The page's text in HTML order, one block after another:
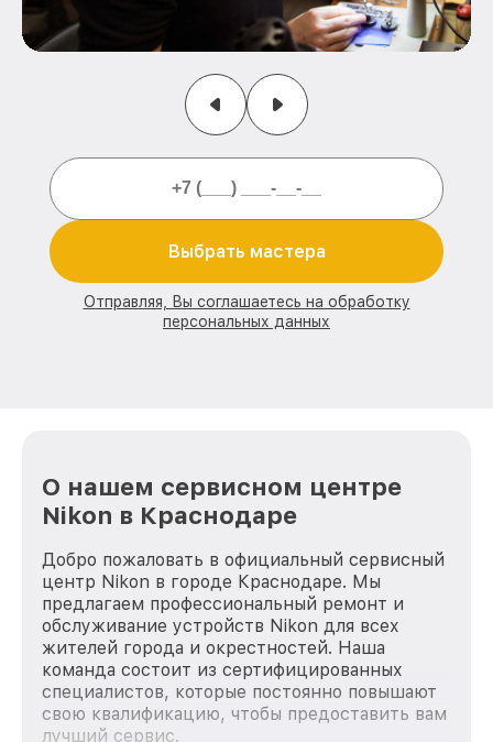
Выбрать мастера
Отправляя, Вы соглашаетесь на обработку
персональных данных
О нашем сервисном центре
Nikon в Краснодаре
Добро пожаловать в официальный сервисный
центр Nikon в городе Краснодаре. Мы
предлагаем профессиональный ремонт и
обслуживание устройств Nikon для всех
жителей города и окрестностей. Наша
команда состоит из сертифицированных
специалистов, которые постоянно повышают
свою квалификацию, чтобы предоставить вам
лучший сервис.